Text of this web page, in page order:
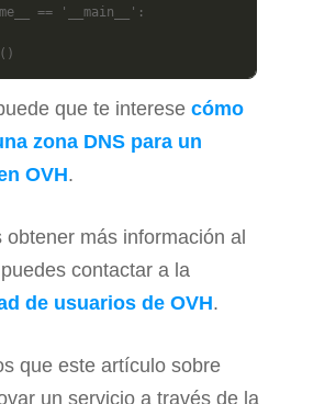
== '__main__':
que te interese cómo
zona DNS para un
OVH.
obtener más información al
contactar a la
de usuarios de OVH.
que este artículo sobre
un servicio a través de la